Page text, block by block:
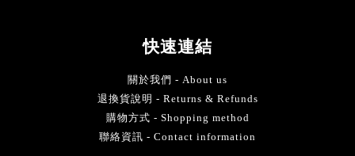
快速連結
關於我們 - About us
退換貨說明 - Returns & Refunds
購物方式 - Shopping method
聯絡資訊 - Contact information